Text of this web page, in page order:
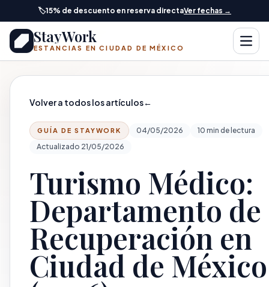
Saltar al contenido principal
🏷️15% de descuento en reserva directaVer fechas →
StayWork
ESTANCIAS EN CIUDAD DE MÉXICO Abrir
Volver a todos los artículos←
GUÍA DE STAYWORK 04/05/2026
10 min de lectura
Actualizado 21/05/2026
Turismo Médico:
Departamento de
Recuperación en
Ciudad de México